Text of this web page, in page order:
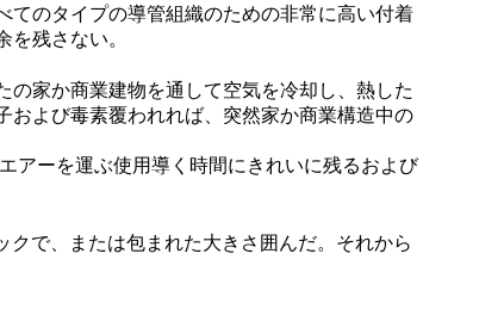
てのタイプの導管組織のための非常に高い付着
残さない。
家か商業建物を通して空気を冷却し、熱した
および毒素覆われれば、突然家か商業構造中の
アーを運ぶ使用導く時間にきれいに残るおよび
クで、または包まれた大きさ囲んだ。 それから